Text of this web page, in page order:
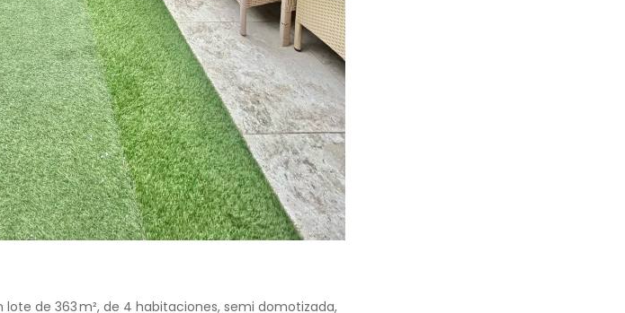
lote de 363 m², de 4 habitaciones, semi domotizada,